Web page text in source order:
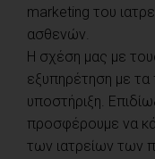
marketing του
ασθενών.
Η σχέση μας με
εξυπηρέτηση με τα
υποστήριξη.
προσφέρουμε να
των ιατρείων των